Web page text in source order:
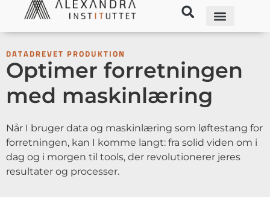
DATADREVET PRODUKTION
Optimer forretningen
med maskinlæring
Når I bruger data og maskinlæring som løftestang for
forretningen, kan I komme langt: fra solid viden om i
dag og i morgen til tools, der revolutionerer jeres
resultater og processer.